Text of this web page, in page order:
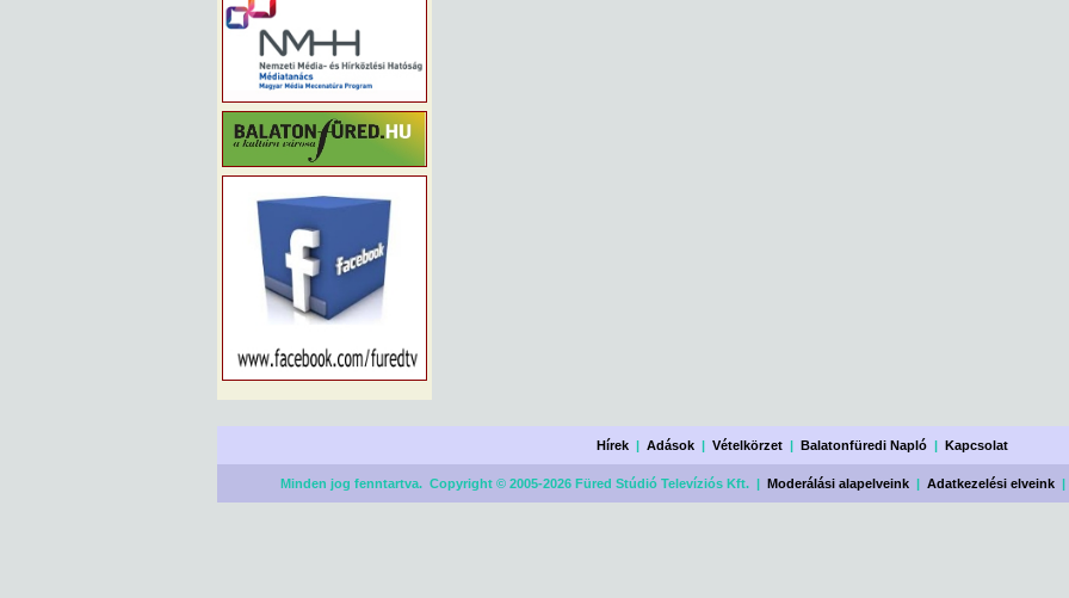
Hírek| Adások| Vételkörzet| Balatonfüredi Napló| Kapcsolat
Minden jog fenntartva. Copyright © 2005-2026 Füred Stúdió Televíziós Kft. | Moderálási alapelveink | Adatkezelési elveink |